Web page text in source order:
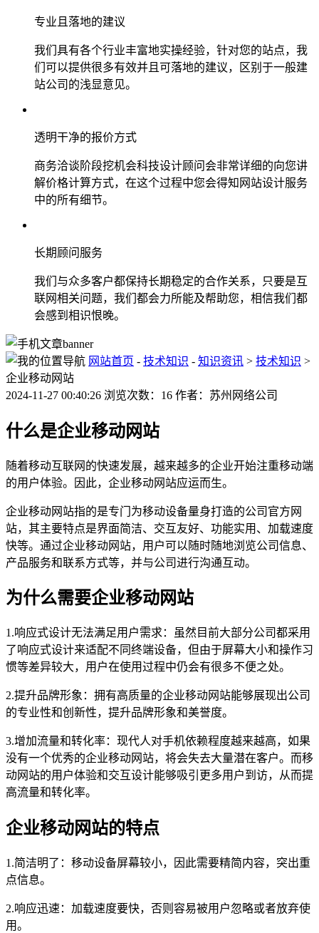
专业且落地的建议
我们具有各个行业丰富地实操经验，针对您的站点，我
们可以提供很多有效并且可落地的建议，区别于一般建
站公司的浅显意见。
透明干净的报价方式
商务洽谈阶段挖机会科技设计顾问会非常详细的向您讲
解价格计算方式，在这个过程中您会得知网站设计服务
中的所有细节。
长期顾问服务
我们与众多客户都保持长期稳定的合作关系，只要是互
联网相关问题，我们都会力所能及帮助您，相信我们都
会感到相识恨晚。
网站首页 - 技术知识 - 知识资讯 > 技术知识 >
企业移动网站
2024-11-27 00:40:26 浏览次数：16 作者：苏州网络公司
什么是企业移动网站
随着移动互联网的快速发展，越来越多的企业开始注重移动端
的用户体验。因此，企业移动网站应运而生。
企业移动网站指的是专门为移动设备量身打造的公司官方网
站，其主要特点是界面简洁、交互友好、功能实用、加载速度
快等。通过企业移动网站，用户可以随时随地浏览公司信息、
产品服务和联系方式等，并与公司进行沟通互动。
为什么需要企业移动网站
1.响应式设计无法满足用户需求：虽然目前大部分公司都采用
了响应式设计来适配不同终端设备，但由于屏幕大小和操作习
惯等差异较大，用户在使用过程中仍会有很多不便之处。
2.提升品牌形象：拥有高质量的企业移动网站能够展现出公司
的专业性和创新性，提升品牌形象和美誉度。
3.增加流量和转化率：现代人对手机依赖程度越来越高，如果
没有一个优秀的企业移动网站，将会失去大量潜在客户。而移
动网站的用户体验和交互设计能够吸引更多用户到访，从而提
高流量和转化率。
企业移动网站的特点
1.简洁明了：移动设备屏幕较小，因此需要精简内容，突出重
点信息。
2.响应迅速：加载速度要快，否则容易被用户忽略或者放弃使
用。